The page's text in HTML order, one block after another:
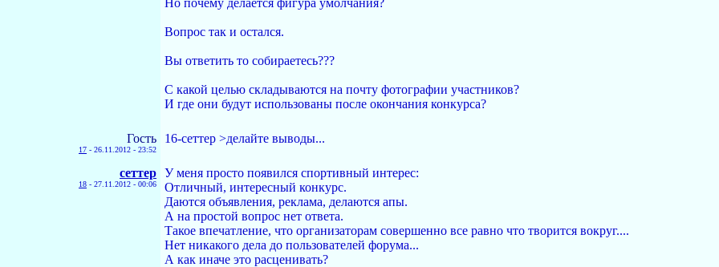
Вопрос так и остался.
Вы ответить то собираетесь???
С какой целью складываются на почту фотографии участников?
И где они будут использованы после окончания конкурса?
Гость
17 - 26.11.2012 - 23:52
16-сеттер >делайте выводы...
сеттер
18 - 27.11.2012 - 00:06
У меня просто появился спортивный интерес:
Отличный, интересный конкурс.
Даются объявления, реклама, делаются апы.
А на простой вопрос нет ответа.
Такое впечатление, что организаторам совершенно все равно что творится вокруг....
Нет никакого дела до пользователей форума...
А как иначе это расценивать?